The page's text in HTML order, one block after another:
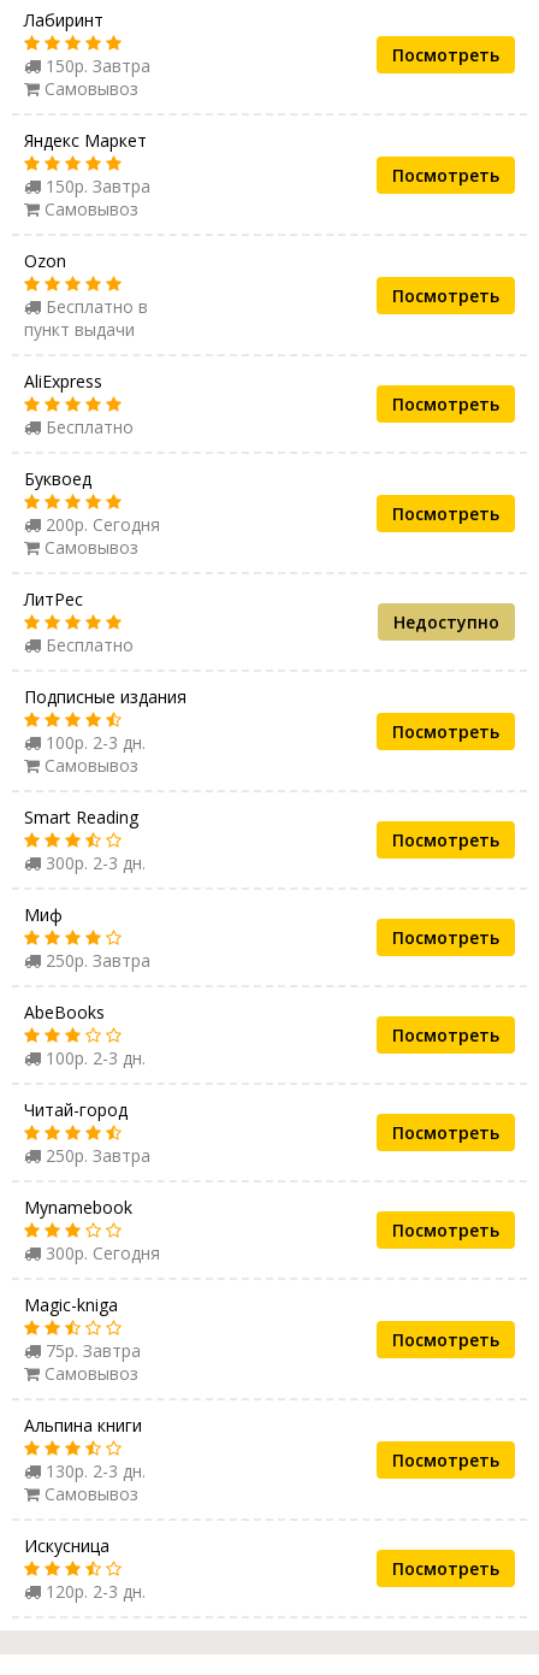
Лабиринт
150р. Завтра
Самовывоз
Посмотреть
Яндекс Маркет
150р. Завтра
Самовывоз
Посмотреть
Ozon
Бесплатно в
пункт выдачи
Посмотреть
AliExpress
Бесплатно
Посмотреть
Буквоед
200р. Сегодня
Самовывоз
Посмотреть
ЛитРес
Бесплатно
Недоступно
Подписные издания
100р. 2-3 дн.
Самовывоз
Посмотреть
Smart Reading
300р. 2-3 дн.
Посмотреть
Миф
250р. Завтра
Посмотреть
AbeBooks
100р. 2-3 дн.
Посмотреть
Читай-город
250р. Завтра
Посмотреть
Mynamebook
300р. Сегодня
Посмотреть
Magic-kniga
75р. Завтра
Самовывоз
Посмотреть
Альпина книги
130р. 2-3 дн.
Самовывоз
Посмотреть
Искусница
120р. 2-3 дн.
Посмотреть